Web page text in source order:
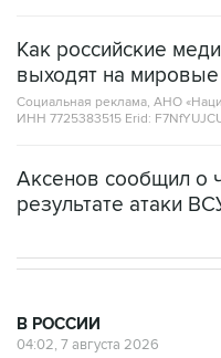
Как российские
выходят на
Социальная реклама, АНО
ИНН 7725383515 Erid:
Аксенов сообщил о
результате атаки
В РОССИИ
04:02, 7 августа 2026